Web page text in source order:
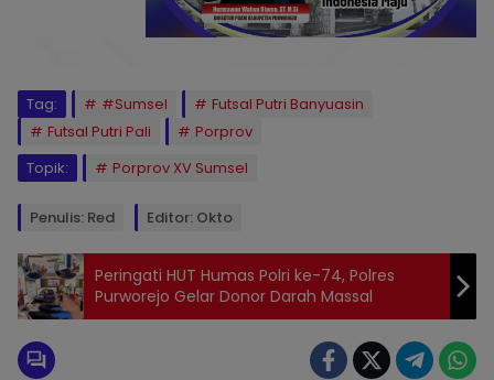
Tag: #Sumsel
Futsal Putri Banyuasin
Futsal Putri Pali
Porprov
Topik:
Porprov XV Sumsel
Penulis: Red Editor: Okto
Peringati HUT Humas Polri ke-74, Polres
Purworejo Gelar Donor Darah Massal